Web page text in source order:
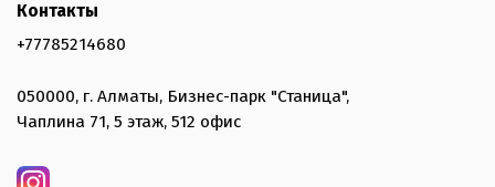
Контакты
+77785214680
050000, г. Алматы, Бизнес-парк "Станица",
Чаплина 71, 5 этаж, 512 офис